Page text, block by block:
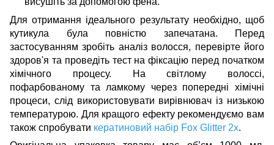
Для отримання ідеального результату необхідно, щоб
кутикула була повністю запечатана. Перед
застосуванням зробіть аналіз волосся, перевірте його
здоров'я та проведіть тест на фіксацію перед початком
хімічного процесу. На світлому волоссі,
пофарбованому та ламкому через попередні хімічні
процеси, слід використовувати вирівнювач із низькою
температурою. Для кращого ефекту рекомендуємо вам
також спробувати кератиновий набір Fox Glitter 2x.